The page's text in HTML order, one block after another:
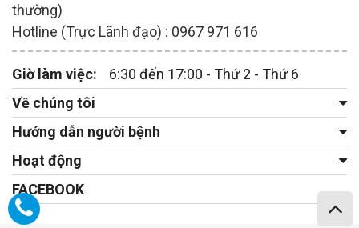
thường)
Hotline (Trực Lãnh đạo) : 0967 971 616
Giờ làm việc:
6:30 đến 17:00 - Thứ 2 - Thứ 6
Về chúng tôi
Hướng dẫn người bệnh
Hoạt động
FACEBOOK